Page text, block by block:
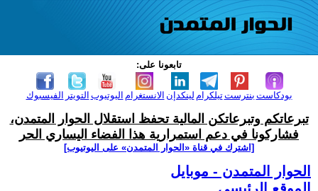
تابعونا على:
الفيسبوك التويتر اليوتيوب الانستغرام لينكدإن تيلكرامبنترست بودكاست
تبرعاتكم وتبرعاتكن المالية تحفظ استقلال الحوار المتمدن،
فشاركونا في دعم استمرارية هذا الفضاء اليساري الحر
[اشترك في قناة ‫«الحوار المتمدن» على اليوتيوب]
الحوار المتمدن - موبايل